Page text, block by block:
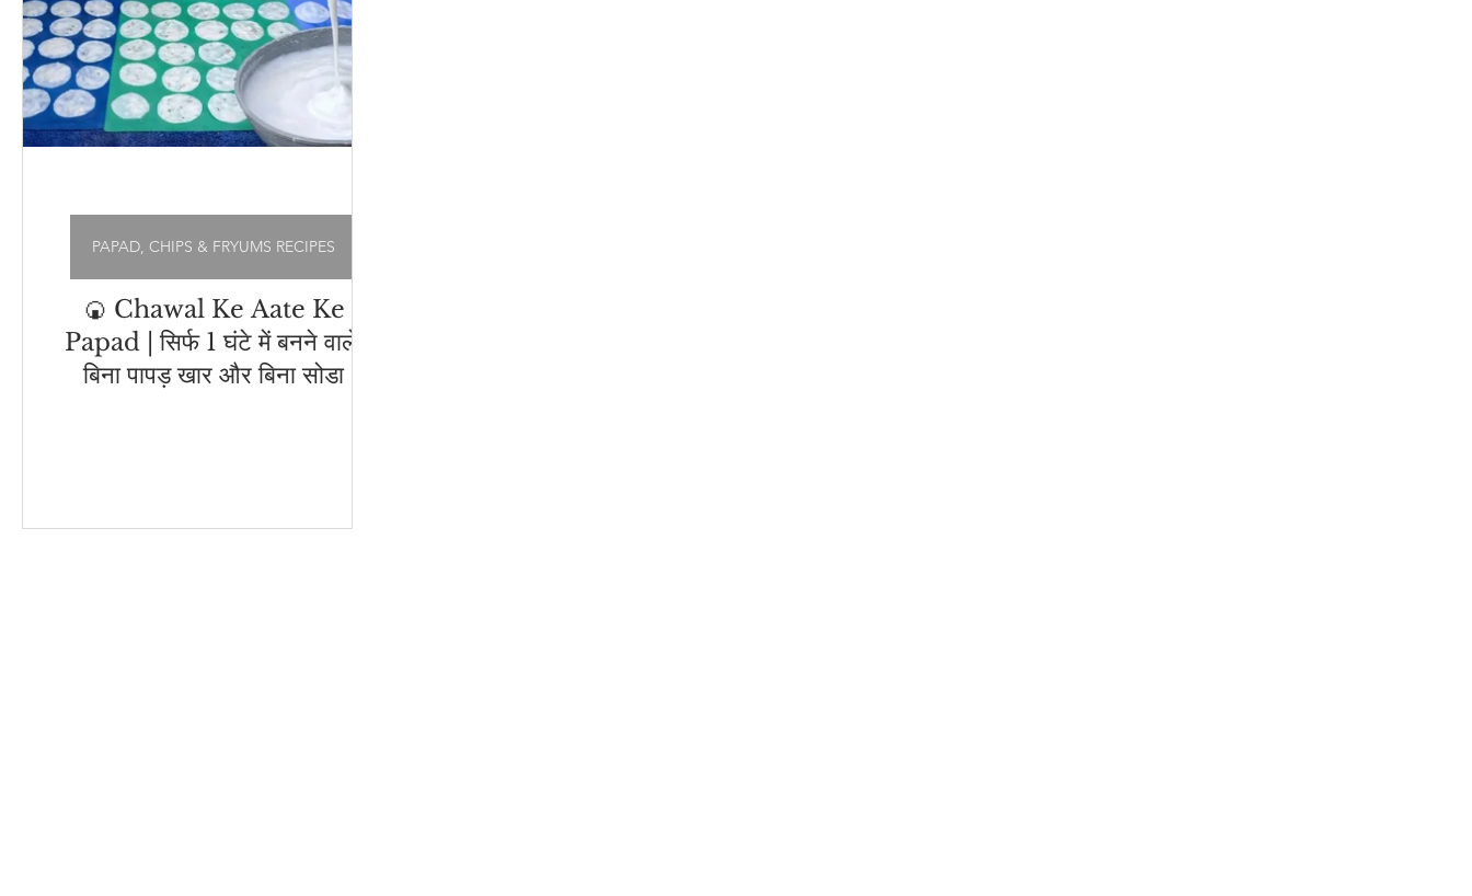
🍘 Chawal Ke Aate Ke
Papad | सिर्फ 1 घंटे में बनने वाले,
बिना पापड़ खार और बिना सोडा
PAPAD, CHIPS & FRYUMS RECIPES